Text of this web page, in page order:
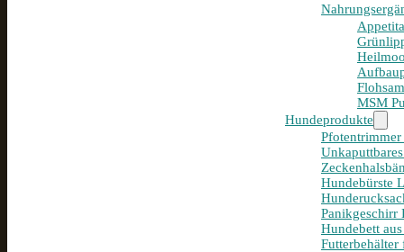
MSM
Hundeprodukte
Hundebürste
Panikgeschirr
Hundebett